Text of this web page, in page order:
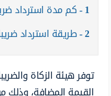
1 كم مدة استرداد
2 طريقة استرداد
توفر هيئة الزكاة